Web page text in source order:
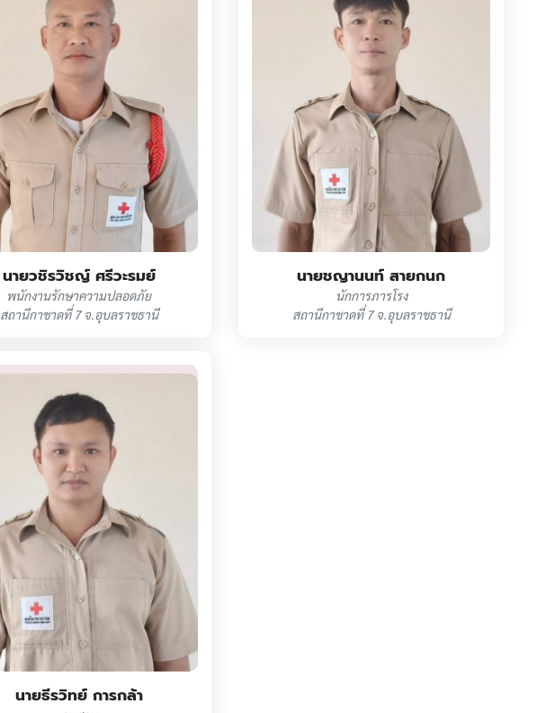
นายวชิรวิชญ์ ศรีวะรมย์
พนักงานรักษาความปลอดภัย
สถานีกาชาดที่ 7 จ.อุบลราชธานี
นายชญานนท์ สายกนก
นักการภารโรง
สถานีกาชาดที่ 7 จ.อุบลราชธานี
นายธีรวิทย์ การกล้า